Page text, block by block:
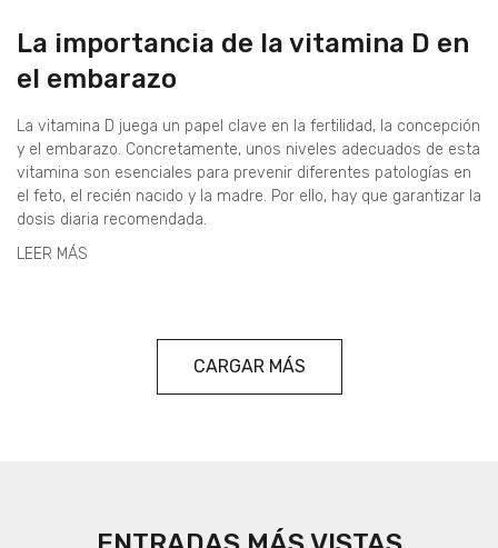
La importancia de la vitamina D en
el embarazo
La vitamina D juega un papel clave en la fertilidad, la concepción
y el embarazo. Concretamente, unos niveles adecuados de esta
vitamina son esenciales para prevenir diferentes patologías en
el feto, el recién nacido y la madre. Por ello, hay que garantizar la
dosis diaria recomendada.
LEER MÁS
CARGAR MÁS